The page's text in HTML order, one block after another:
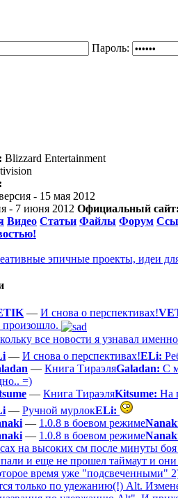
Пароль:
Blizzard Entertainment
- 15 мая 2012
- 7 июня 2012 Официальный сайт:
Видео Статьи Файлы Форум
эпичные проекты, идеи
— И снова о перспективах!
произошло.
все новости я узнавал
— И снова о перспективах!ELi:
— Книга ТираэляGaladan: С
=)
— Книга ТираэляKitsume: На
— Ручной мурлокELi:
— 1.0.8 в боевом режиме
— 1.0.8 в боевом режиме
на высоких см после минуты
и еще не прошел таймаут и
время уже "подсвеченными"
только по удежанию(!) Alt.